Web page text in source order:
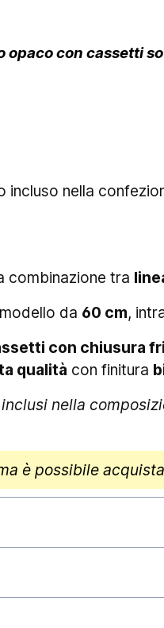
opaco con cassetti
incluso nella
combinazione tra
da 60 cm,
con chiusura
qualità con finitura
nella
è possibile